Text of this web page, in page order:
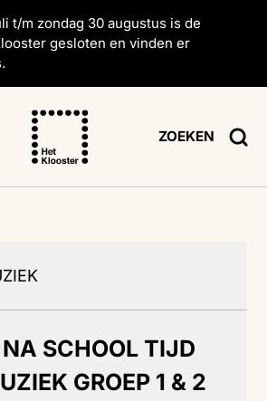
t/m zondag 30 augustus is de
gesloten en vinden er
ZOEKEN
SCHOOL TIJD
GROEP 1 & 2